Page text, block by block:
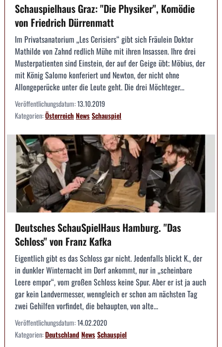
Schauspielhaus Graz: "Die Physiker", Komödie
von Friedrich Dürrenmatt
Im Privatsanatorium „Les Cerisiers“ gibt sich Fräulein Doktor
Mathilde von Zahnd redlich Mühe mit ihren Insassen. Ihre drei
Musterpatienten sind Einstein, der auf der Geige übt; Möbius, der
mit König Salomo konferiert und Newton, der nicht ohne
Allongeperücke unter die Leute geht. Die drei Möchteger...
Veröffentlichungsdatum:13.10.2019
Kategorien:ÖsterreichNewsSchauspiel
Deutsches SchauSpielHaus Hamburg. "Das
Schloss" von Franz Kafka
Eigentlich gibt es das Schloss gar nicht. Jedenfalls blickt K., der
in dunkler Winternacht im Dorf ankommt, nur in „scheinbare
Leere empor“, vom großen Schloss keine Spur. Aber er ist ja auch
gar kein Landvermesser, wenngleich er schon am nächsten Tag
zwei Gehilfen vorfindet, die behaupten, von alte...
Veröffentlichungsdatum:14.02.2020
Kategorien:DeutschlandNewsSchauspiel